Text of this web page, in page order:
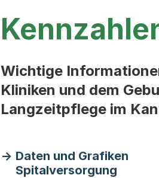
Wichtige
Kliniken und dem
Langzeitpflege im
Daten und Grafiken
Spitalversorgung